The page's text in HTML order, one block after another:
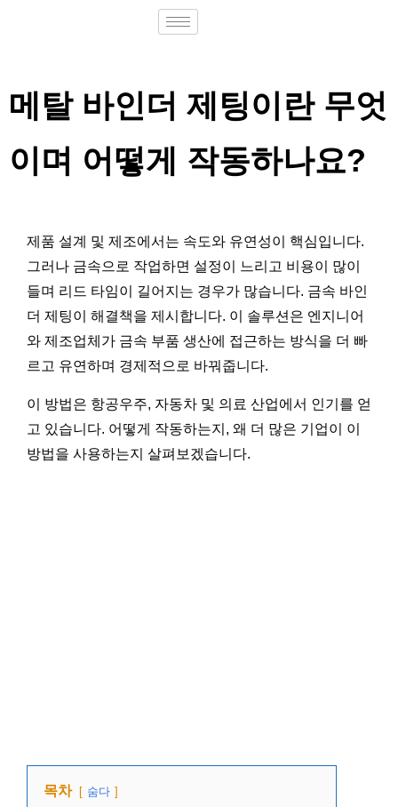
메탈 바인더 제팅이란 무엇
이며 어떻게 작동하나요?
제품 설계 및 제조에서는 속도와 유연성이 핵심입니다.
그러나 금속으로 작업하면 설정이 느리고 비용이 많이
들며 리드 타임이 길어지는 경우가 많습니다. 금속 바인
더 제팅이 해결책을 제시합니다. 이 솔루션은 엔지니어
와 제조업체가 금속 부품 생산에 접근하는 방식을 더 빠
르고 유연하며 경제적으로 바꿔줍니다.
이 방법은 항공우주, 자동차 및 의료 산업에서 인기를 얻
고 있습니다. 어떻게 작동하는지, 왜 더 많은 기업이 이
방법을 사용하는지 살펴보겠습니다.
목차 숨다